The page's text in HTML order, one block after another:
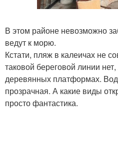
В этом районе невозможно
ведут к морю.
Кстати, пляж в калеичах не
таковой береговой линии
деревянных платформах.
прозрачная. А какие виды
просто фантастика.